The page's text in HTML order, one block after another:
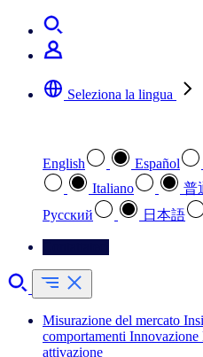
Seleziona la lingua
English Español
Italiano
普
Pусский
日本語
Misurazione del mercato
comportamenti Innovazione
attivazione